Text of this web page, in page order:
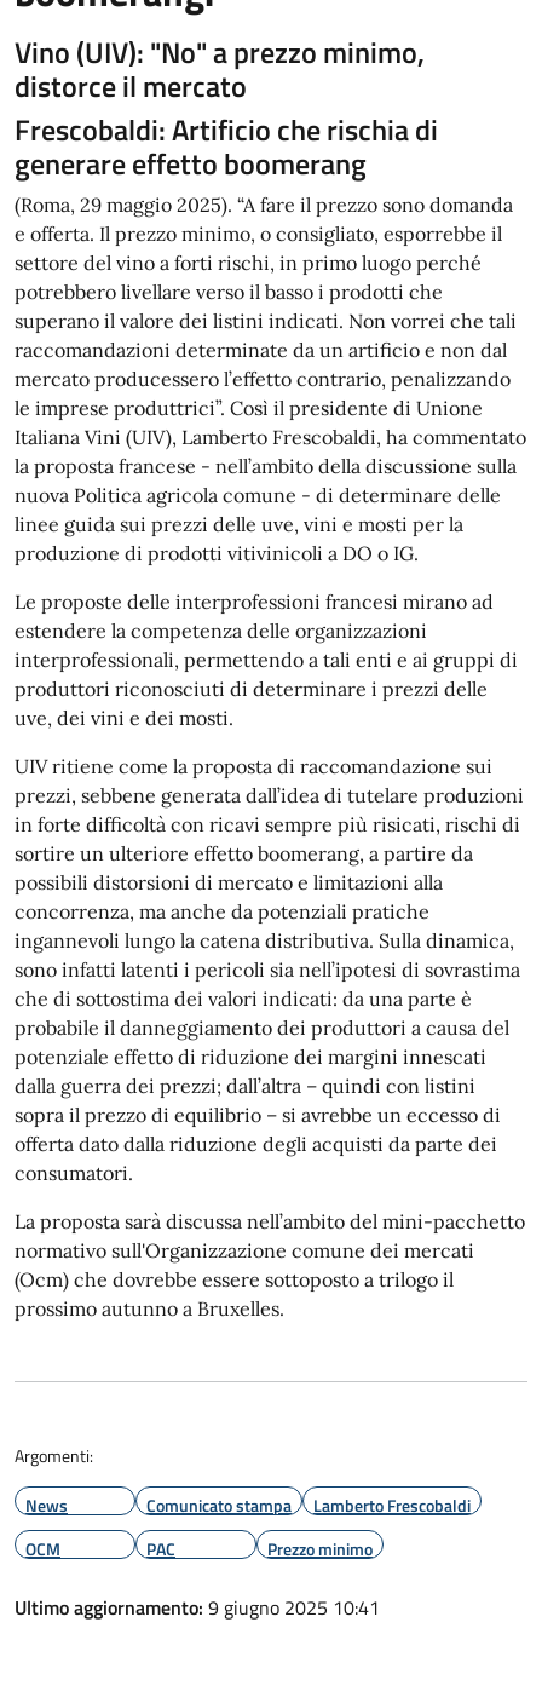
Vino (UIV): "No" a prezzo minimo,
distorce il mercato
Frescobaldi: Artificio che rischia di
generare effetto boomerang
(Roma, 29 maggio 2025). “A fare il prezzo sono domanda
e offerta. Il prezzo minimo, o consigliato, esporrebbe il
settore del vino a forti rischi, in primo luogo perché
potrebbero livellare verso il basso i prodotti che
superano il valore dei listini indicati. Non vorrei che tali
raccomandazioni determinate da un artificio e non dal
mercato producessero l’effetto contrario, penalizzando
le imprese produttrici”. Così il presidente di Unione
Italiana Vini (UIV), Lamberto Frescobaldi, ha commentato
la proposta francese - nell’ambito della discussione sulla
nuova Politica agricola comune - di determinare delle
linee guida sui prezzi delle uve, vini e mosti per la
produzione di prodotti vitivinicoli a DO o IG.
Le proposte delle interprofessioni francesi mirano ad
estendere la competenza delle organizzazioni
interprofessionali, permettendo a tali enti e ai gruppi di
produttori riconosciuti di determinare i prezzi delle
uve, dei vini e dei mosti.
UIV ritiene come la proposta di raccomandazione sui
prezzi, sebbene generata dall’idea di tutelare produzioni
in forte difficoltà con ricavi sempre più risicati, rischi di
sortire un ulteriore effetto boomerang, a partire da
possibili distorsioni di mercato e limitazioni alla
concorrenza, ma anche da potenziali pratiche
ingannevoli lungo la catena distributiva. Sulla dinamica,
sono infatti latenti i pericoli sia nell’ipotesi di sovrastima
che di sottostima dei valori indicati: da una parte è
probabile il danneggiamento dei produttori a causa del
potenziale effetto di riduzione dei margini innescati
dalla guerra dei prezzi; dall’altra – quindi con listini
sopra il prezzo di equilibrio – si avrebbe un eccesso di
offerta dato dalla riduzione degli acquisti da parte dei
consumatori.
La proposta sarà discussa nell’ambito del mini-pacchetto
normativo sull'Organizzazione comune dei mercati
(Ocm) che dovrebbe essere sottoposto a trilogo il
prossimo autunno a Bruxelles.
Argomenti:
News
Comunicato stampa
Lamberto Frescobaldi
OCM
PAC Prezzo minimo
Ultimo aggiornamento: 9 giugno 2025 10:41